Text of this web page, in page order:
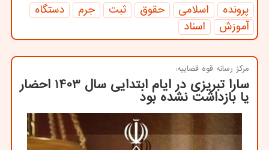
پرونده اسلامی حقوق ثبت جرم
دستگاه
آموزش
اسناد
مركز رسانه قوه قضاییه:
سارا تبریزی در ایام ابتدایی سال 1403 احضار
یا بازداشت نشده بود